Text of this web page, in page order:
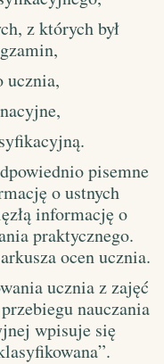
z których był
ucznia,
pisemne
o ustnych
informację o
praktycznego.
ocen ucznia.
ucznia z zajęć
nauczania
wpisuje się